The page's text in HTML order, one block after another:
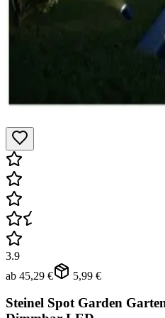
3.9
ab 45,29 € 5,99 €
Steinel Spot Garden